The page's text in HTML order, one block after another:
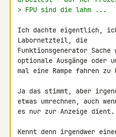
> FPU sind die lahm ...
Ich dachte eigentlich,
Labornetzteil, die
Funktionsgenerator
optionale Ausgänge oder
mal eine Rampe fahren zu
Ja das stimmt, aber
etwas umrechnen, auch
es nur zur Anzeige
Kennt denn irgendwer